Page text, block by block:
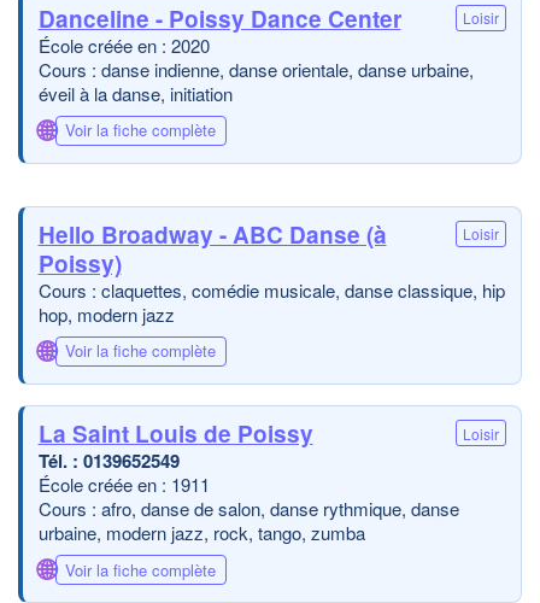
Danceline - Poissy Dance Center Loisir
École créée en : 2020
Cours : danse indienne, danse orientale, danse urbaine,
éveil à la danse, initiation
🌐 Voir la fiche complète
Hello Broadway - ABC Danse (à
Poissy)
Loisir
Cours : claquettes, comédie musicale, danse classique, hip
hop, modern jazz
🌐 Voir la fiche complète
La Saint Louis de Poissy Loisir
0139652549
École créée en : 1911
Cours : afro, danse de salon, danse rythmique, danse
urbaine, modern jazz, rock, tango, zumba
🌐 Voir la fiche complète